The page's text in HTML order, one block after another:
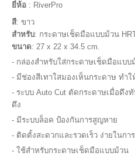
ยี่ห้อ : RiverPro
สี: ขาว
สำหรับ: กระดาษเช็ดมือแบบม้วน
ขนาด: 27 x 22 x 34.5 cm.
- กล่องสำหรับใส่กระดาษเช็ดมือแบบม้
- มีช่องสีเทาใสมองเห็นกระดาษ ทำ
- ระบบ Auto Cut ตัดกระดาษเมื่อดึ
ดึง
- มีระบบล็อค ป้องกันการสูญหาย
- ติดตั้งสะดวกและรวดเร็ว ง่ายในกา
- ใช้สำหรับกระดาษเช็ดมือแบบม้วน